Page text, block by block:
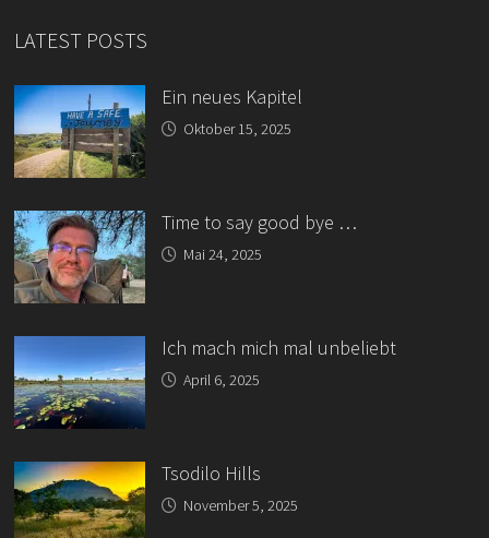
LATEST POSTS
Ein neues Kapitel
Oktober 15, 2025
Time to say good bye …
Mai 24, 2025
Ich mach mich mal unbeliebt
April 6, 2025
Tsodilo Hills
November 5, 2025